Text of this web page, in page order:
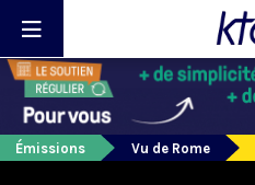
Émissions Vu de Rome